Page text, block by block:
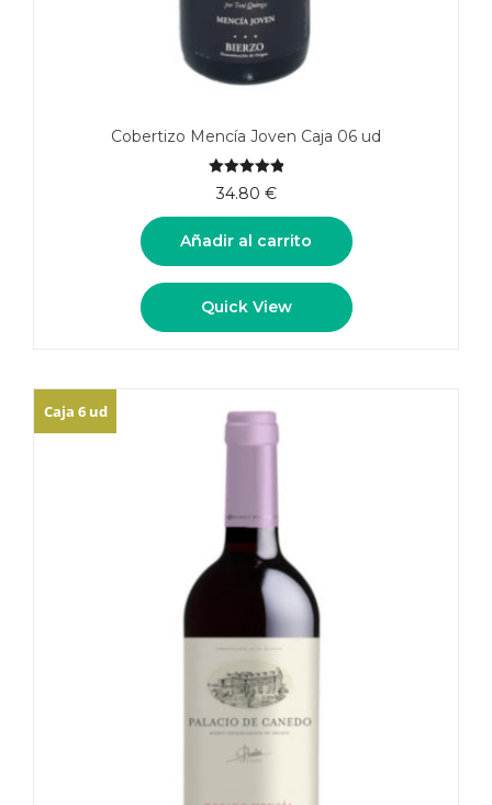
Cobertizo Mencía Joven Caja 06 ud
5.00de 5
34.80 €
Añadir al carrito
Quick View
Caja 6 ud